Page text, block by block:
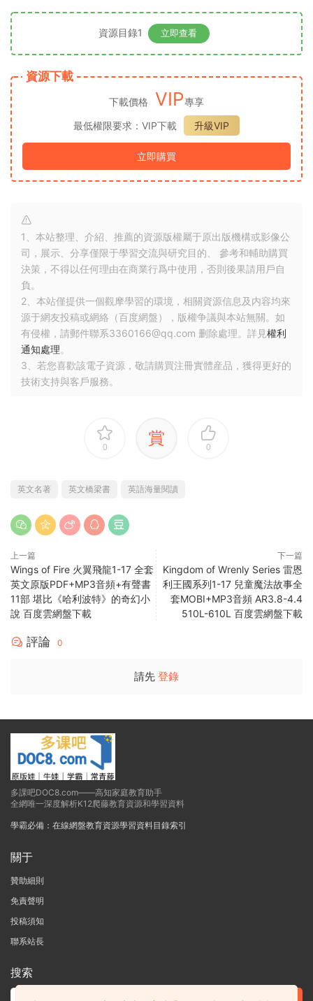
資源目錄1 立即查看
資源下載
下載價格 VIP專享
最低權限要求：VIP下載
升級VIP
立即購買
1、本站整理、介紹、推薦的資源版權屬于原出版機構或影像公
司，展示、分享僅限于學習交流與研究目的、 參考和輔助購買
決策，不得以任何理由在商業行爲中使用，否則後果請用戶自
負。
2、本站僅提供一個觀摩學習的環境，相關資源信息及内容均來
源于網友投稿或網絡（百度網盤），版權争議與本站無關。如
有侵權，請郵件聯系3360166@qq.com 删除處理。詳見權利
通知處理。
3、若您喜歡該電子資源，敬請購買注冊實體産品，獲得更好的
技術支持與客戶服務。
0 賞 0
英文名著 英文橋梁書 英語海量閱讀
上一篇
Wings of Fire 火翼飛龍1-17 全套
英文原版PDF+MP3音頻+有聲書
11部 堪比《哈利波特》的奇幻小
說 百度雲網盤下載
下一篇
Kingdom of Wrenly Series 雷恩
利王國系列1-17 兒童魔法故事全
套MOBI+MP3音頻 AR3.8-4.4
510L-610L 百度雲網盤下載
評論 0
請先 登錄
多課吧DOC8.com——高知家庭教育助手
全網唯一深度解析K12爬藤教育資源和學習資料
學霸必備：在線網盤教育資源學習資料目錄索引
關于
贊助細則
免責聲明
投稿須知
聯系站長
搜索